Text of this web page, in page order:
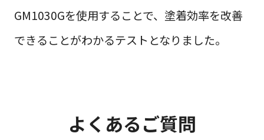
GM1030Gを使用することで、塗着効率を改善
できることがわかるテストとなりました。
よくあるご質問